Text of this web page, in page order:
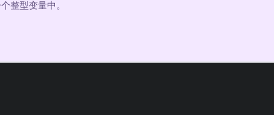
整型变量中。